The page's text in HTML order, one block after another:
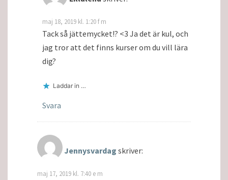
maj 18, 2019 kl. 1:20 f m
Tack så jättemycket!? <3 Ja det är kul, och
jag tror att det finns kurser om du vill lära
dig?
Laddar in …
Svara
Jennysvardag skriver:
maj 17, 2019 kl. 7:40 e m